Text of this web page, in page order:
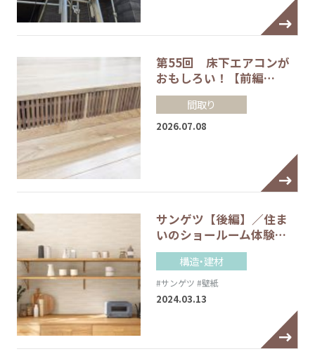
第55回 床下エアコンが
おもしろい！【前編…
間取り
2026.07.08
サンゲツ【後編】／住ま
いのショールーム体験…
構造・建材
#サンゲツ #壁紙
2024.03.13